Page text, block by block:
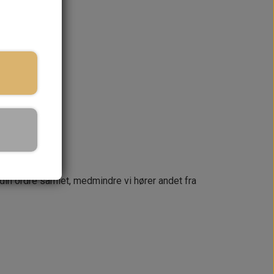
dag
ordre samlet, medmindre vi hører andet fra